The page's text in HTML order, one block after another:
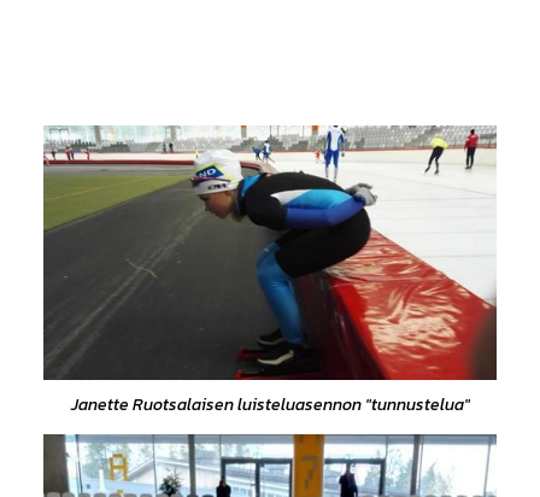
Janette Ruotsalaisen luisteluasennon "tunnustelua"